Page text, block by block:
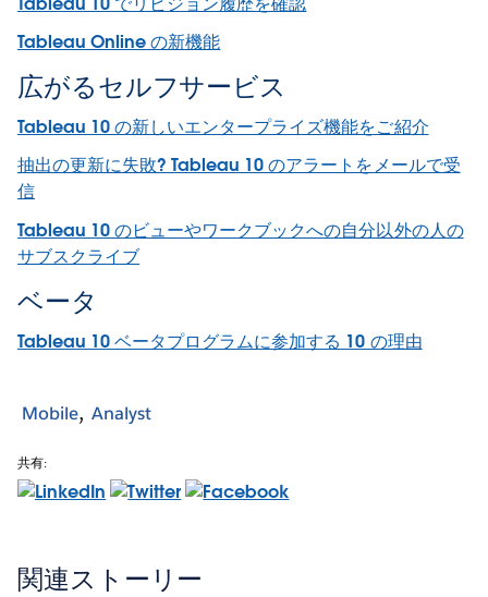
Tableau Online の新機能
広がるセルフサービス
Tableau 10 の新しいエンタープライズ機能をご紹介
抽出の更新に失敗? Tableau 10 のアラートをメールで受
信
Tableau 10 のビューやワークブックへの自分以外の人の
サブスクライブ
ベータ
Tableau 10 ベータプログラムに参加する 10 の理由
Mobile Analyst
共有:
関連ストーリー